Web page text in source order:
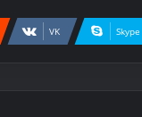
VK Skype